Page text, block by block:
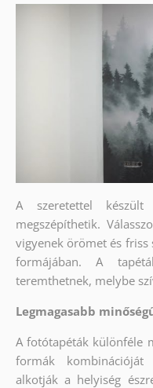
A szeretettel
megszépíthetik.
vigyenek örömet és
formájában. A
teremthetnek, melybe
Legmagasabb
A fotótapéták különféle
formák kombinációját
alkotják a helyiség